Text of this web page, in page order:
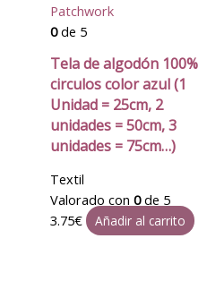
Patchwork
0de 5
Tela de algodón 100%
circulos color azul (1
Unidad = 25cm, 2
unidades = 50cm, 3
unidades = 75cm…)
Textil
Valorado con 0de 5
3.75€ Añadir al carrito